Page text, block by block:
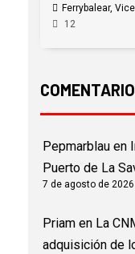
Ferrybalear,
12
Pepmarblau en
Puerto de La
7 de agosto de 2026
Priam en La
adquisición de